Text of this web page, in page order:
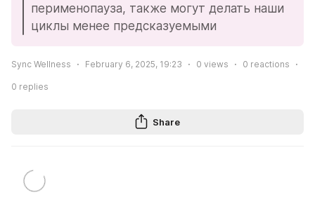
перименопауза, также могут делать наши
циклы менее предсказуемыми
Sync Wellness February 6, 2025, 19:23 0 views 0 reactions
0 replies
Share